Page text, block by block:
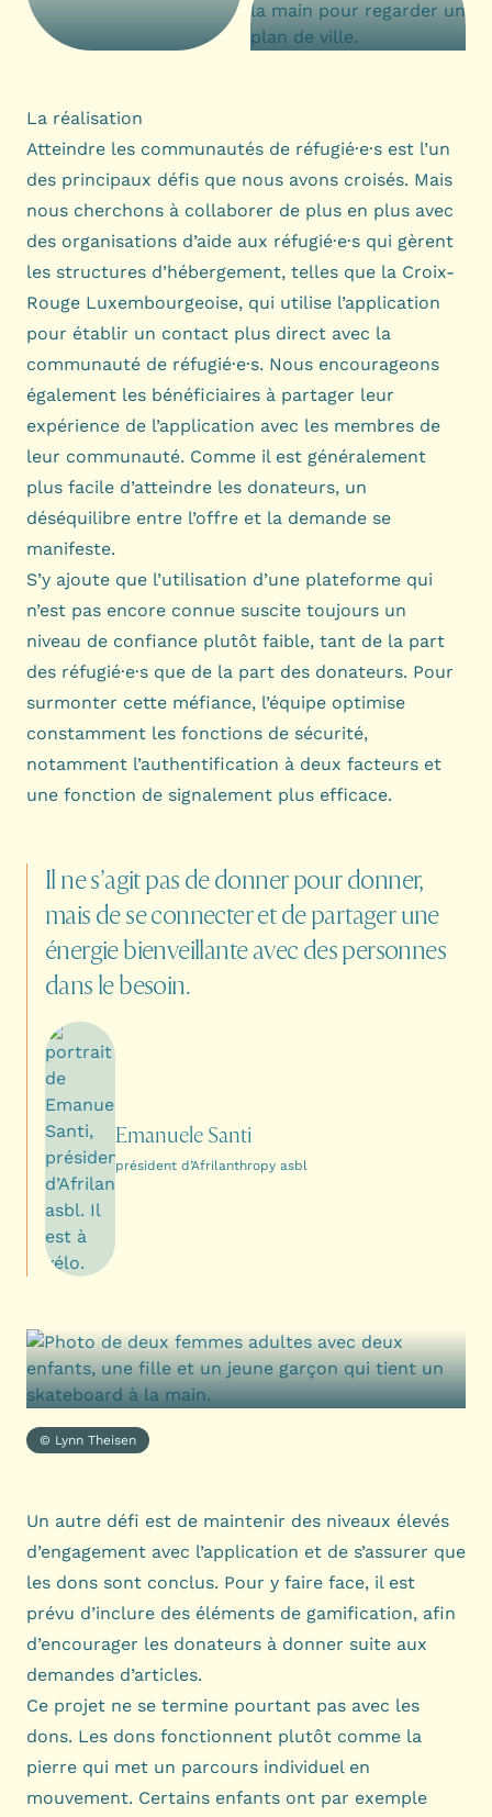
La réalisation
Atteindre les communautés de réfugié·e·s est l’un
des principaux défis que nous avons croisés. Mais
nous cherchons à collaborer de plus en plus avec
des organisations d’aide aux réfugié·e·s qui gèrent
les structures d’hébergement, telles que la Croix-
Rouge Luxembourgeoise, qui utilise l’application
pour établir un contact plus direct avec la
communauté de réfugié·e·s. Nous encourageons
également les bénéficiaires à partager leur
expérience de l’application avec les membres de
leur communauté. Comme il est généralement
plus facile d’atteindre les donateurs, un
déséquilibre entre l’offre et la demande se
manifeste.
S’y ajoute que l’utilisation d’une plateforme qui
n’est pas encore connue suscite toujours un
niveau de confiance plutôt faible, tant de la part
des réfugié·e·s que de la part des donateurs. Pour
surmonter cette méfiance, l’équipe optimise
constamment les fonctions de sécurité,
notamment l’authentification à deux facteurs et
une fonction de signalement plus efficace.
Il nes’agitpas dedonnerpourdonner,
mais deseconnecteretdepartager une
énergiebienveillanteavec despersonnes
dans lebesoin.
Emanuele Santi
président d’Afrilanthropy asbl
© Lynn Theisen
Un autre défi est de maintenir des niveaux élevés
d’engagement avec l’application et de s’assurer que
les dons sont conclus. Pour y faire face, il est
prévu d’inclure des éléments de gamification, afin
d’encourager les donateurs à donner suite aux
demandes d’articles.
Ce projet ne se termine pourtant pas avec les
dons. Les dons fonctionnent plutôt comme la
pierre qui met un parcours individuel en
mouvement. Certains enfants ont par exemple